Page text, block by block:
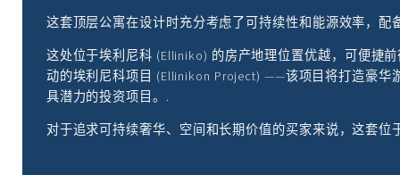
这套顶层公寓在设计时充分考虑了可持续性和能源效率，
这处位于埃利尼科 (Elliniko) 的房产地理位置优越，可便捷
动的埃利尼科项目 (Ellinikon Project) ——该项目将打造豪
具潜力的投资项目。.
对于追求可持续奢华、空间和长期价值的买家来说，这套